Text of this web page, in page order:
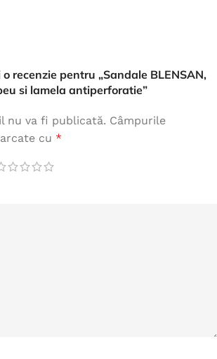
recenzie pentru „Sandale BLENSAN,
si lamela antiperforatie”
nu va fi publicată. Câmpurile
cu *